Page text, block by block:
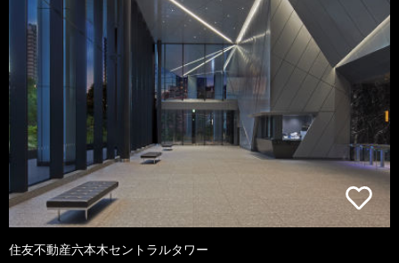
住友不動産六本木セントラルタワー